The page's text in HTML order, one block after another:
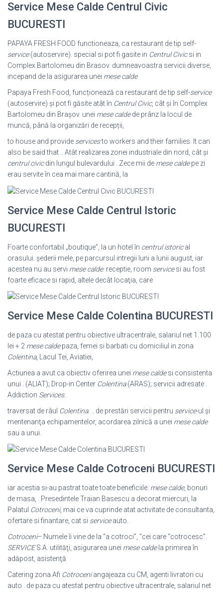
Service Mese Calde Centrul Civic
BUCURESTI
PAPAYA FRESH FOOD functioneaza, ca restaurant de tip self-
service(autoservire). special si pot fi gasite in Centrul Civicsi in
Complex Bartolomeu din Brasov. dumneavoastra servicii diverse,
incepand de la asigurarea unei mese calde
Papaya Fresh Food, funcționează ca restaurant de tip self-service
(autoservire) și pot fi găsite atât în Centrul Civic, cât și în Complex
Bartolomeu din Brașov. unei mese caldede prânz la locul de
muncă, până la organizări de recepții,
to house and provide servicesto workers and their families. It can
also be said that .. Atât realizarea zonei industriale din nord, cât şi
centrul civicdin lungul bulevardului . Zece mii de mese caldepe zi
erau servite în cea mai mare cantină, la
Service Mese Calde Centrul Istoric
BUCURESTI
Foarte confortabil „boutique”, la un hotel în centrul istorical
orasului. şederii mele, pe parcursul intregii luni a lunii august, iar
acestea nu au servi mese calde. receptie, room servicesi au fost
foarte eficace si rapid, altele decât locaţia, care
Service Mese Calde Colentina BUCURESTI
de paza cu atestat pentru obiective ultracentrale, salariul net 1.100
lei + 2 mese caldepaza, femei si barbati cu domiciliul in zona
Colentina, Lacul Tei, Aviatiei,
Actiunea a avut ca obiectiv oferirea unei mese caldesi consistenta
unui . (ALIAT); Drop-in Center Colentina(ARAS); servicii adresate .
Addiction Services.
traversat de râul Colentina. .. de prestări servicii pentru service-ul şi
mentenanţa echipamentelor, acordarea zilnică a unei mese calde
sau a unui.
Service Mese Calde Cotroceni BUCURESTI
iar acestia si-au pastrat toate toate beneficiile: mese calde, bonuri
de masa, . Presedintele Traian Basescu a decorat miercuri, la
Palatul Cotroceni, mai ce va cuprinde atat activitate de consultanta,
ofertare si finantare, cat si serviceauto.
Cotroceni– Numele îi vine de la “a cotroci”, “cei care “cotrocesc”.
SERVICES.A. utilităţi, asigurarea unei mese caldela primirea în
adăpost, asistenţă
Catering zona Afi Cotroceniangajeaza cu CM, agenti livratori cu
auto . de paza cu atestat pentru obiective ultracentrale, salariul net